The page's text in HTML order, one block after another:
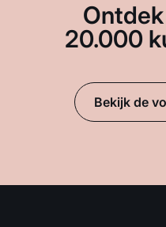
20.000
Bekijk de